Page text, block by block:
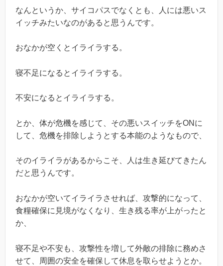
なんというか、サイコパスでなくとも、人には悪いス
イッチみたいなのがあると思うんです。
おなかが空くとイライラする。
寝不足になるとイライラする。
不安になるとイライラする。
とか、体が危機を感じて、その悪いスイッチをONに
して、危機を排除しようとする本能のようなもので、
そのイライラがあるからこそ、人は生き延びてきたん
だと思うんです。
おなかが空いてイライラさせれば、攻撃的になって、
食糧確保に見境がなくなり、生き残る率が上がったと
か、
寝不足や不安も、攻撃性を増して外敵の排除に務めさ
せて、周囲の安全を確保して休息を取らせようとか。